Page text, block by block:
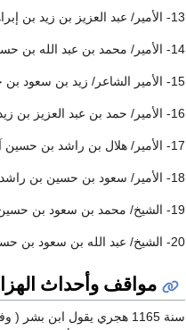
13- الأمير/ عبد العزيز بن زيد بن إبراهيم آل هلال الهزاني وكان ممن حضر مؤتمر ( الرياض ) المعقود برئاسة الملك عبد العزيز بسبب مشكلة الأخوان .
14- الأمير/ محمد بن عبد الله بن حسين آل هلال الهزاني
15- الأمير الشاعر/ زيد بن سعود بن حسين آل هلال الهزاني
16- الأمير/ حمد بن عبد العزيز بن زيد آل هلال الهزاني
17- الأمير/ هلال بن راشد بن حسين آل هلال الهزاني وهو الذي تشرف باستضافة الملك سعود بن عبد العزيز بن عبد الرحمن طيب الله ثراه في نعام .
18- الأمير/ سعود بن حسين بن راشد آل هلال الهزاني وهو الذي تشرف باستضافة صاحب السمو الملكي الأمير احمد بن عبد العزيز في قصره بالبديعة بالطوالع بنعام
19- الشيخ/ محمد بن سعود بن حسين آل هلال الهزاني محافظ محافظة الدوادمي حالياً
20- الشيخ/ عبد الله بن سعود بن حسين آل هلال الهزاني رئيس مركز نعام حاليا والذي له جهود كبيرة وملموسة بمركز نعام .
مواقف وأحداث
سنة 1165 هجري يقول ابن